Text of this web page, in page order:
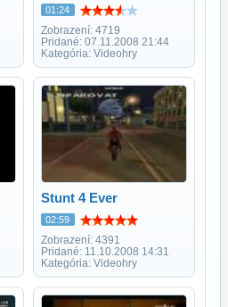
01:24
Zobrazení: 4719
Pridané: 07.11.2008 21:44
Kategória: Videohry
Stunt 4 Ever
02:59
Zobrazení: 4391
Pridané: 11.10.2008 14:31
Kategória: Videohry